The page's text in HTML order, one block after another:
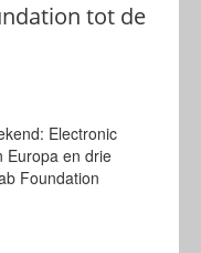
tot de
Electronic
Europa en drie
Foundation